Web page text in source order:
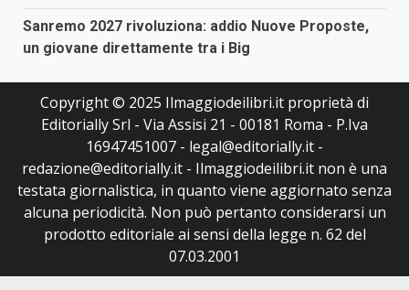
Sanremo 2027 rivoluziona: addio Nuove Proposte,
un giovane direttamente tra i Big
Copyright © 2025 Ilmaggiodeilibri.it proprietà di
Editorially Srl - Via Assisi 21 - 00181 Roma - P.Iva
16947451007 - legal@editorially.it -
redazione@editorially.it - Ilmaggiodeilibri.it non è una
testata giornalistica, in quanto viene aggiornato senza
alcuna periodicità. Non può pertanto considerarsi un
prodotto editoriale ai sensi della legge n. 62 del
07.03.2001